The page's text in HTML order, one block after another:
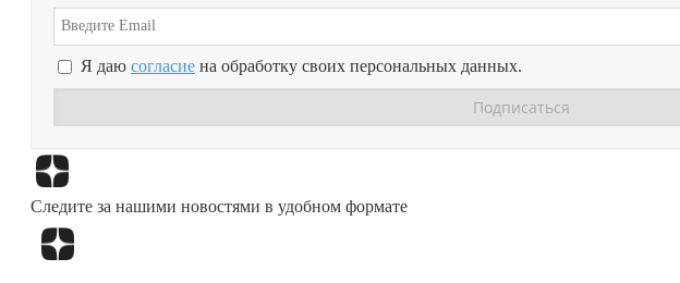
Я даю согласие на обработку своих персональных данных.
Следите за нашими новостями в удобном формате